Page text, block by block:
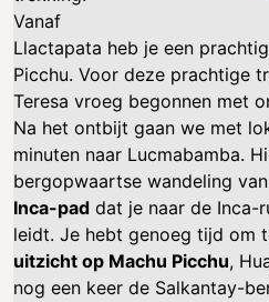
Vanaf
Llactapata heb je een
Picchu. Voor deze prachtige
Teresa vroeg begonnen met
Na het ontbijt gaan we met
minuten naar Lucmabamba.
bergopwaartse wandeling
Inca-pad dat je naar de Inca-
leidt. Je hebt genoeg tijd om
uitzicht op Machu Picchu,
nog een keer de Salkantay-